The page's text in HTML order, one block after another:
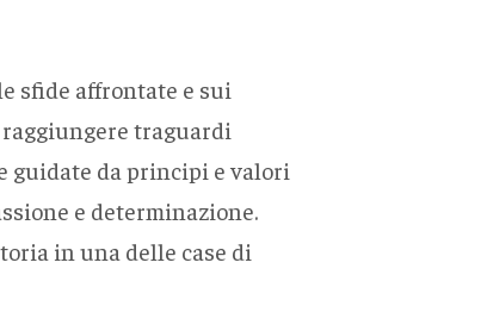
sfide affrontate e sui
traguardi
guidate da principi e valori
e determinazione.
in una delle case di